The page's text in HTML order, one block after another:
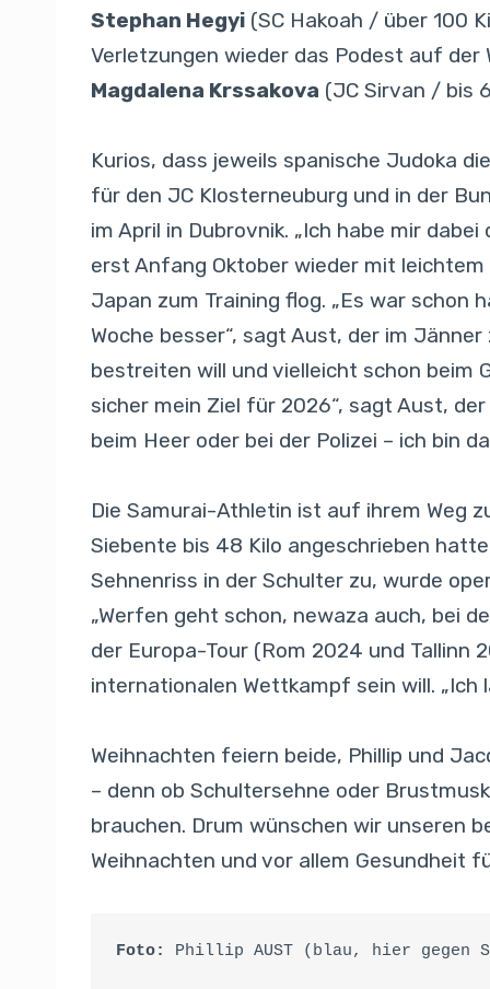
Stephan Hegyi (SC Hakoah / über 100
Verletzungen wieder das Podest auf
Magdalena Krssakova (JC Sirvan / bis
Kurios, dass jeweils spanische Judoka
für den JC Klosterneuburg und in der
im April in Dubrovnik. „Ich habe mir
erst Anfang Oktober wieder mit
Japan zum Training flog. „Es war schon
Woche besser“, sagt Aust, der im
bestreiten will und vielleicht schon beim
sicher mein Ziel für 2026“, sagt Aust,
beim Heer oder bei der Polizei – ich bin
Die Samurai-Athletin ist auf ihrem Weg
Siebente bis 48 Kilo angeschrieben
Sehnenriss in der Schulter zu, wurde
„Werfen geht schon, newaza auch, bei
der Europa-Tour (Rom 2024 und Tallinn
internationalen Wettkampf sein will. „Ich
Weihnachten feiern beide, Phillip und
– denn ob Schultersehne oder
brauchen. Drum wünschen wir unseren
Weihnachten und vor allem Gesundheit
Foto: Phillip AUST (blau, hier gegen